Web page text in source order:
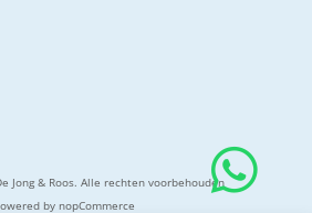
Jong & Roos. Alle rechten voorbehouden
by nopCommerce